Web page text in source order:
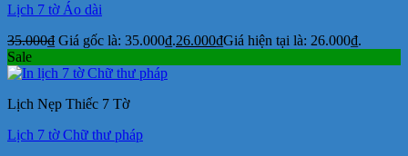
Lịch 7 tờ Áo dài
35.000₫ Giá gốc là: 35.000₫.26.000₫Giá hiện tại là: 26.000₫.
Sale
Lịch Nẹp Thiếc 7 Tờ
Lịch 7 tờ Chữ thư pháp